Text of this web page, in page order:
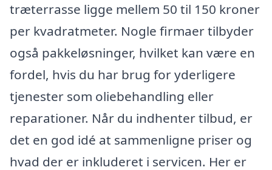
træterrasse ligge mellem 50 til 150 kroner
per kvadratmeter. Nogle firmaer tilbyder
også pakkeløsninger, hvilket kan være en
fordel, hvis du har brug for yderligere
tjenester som oliebehandling eller
reparationer. Når du indhenter tilbud, er
det en god idé at sammenligne priser og
hvad der er inkluderet i servicen. Her er